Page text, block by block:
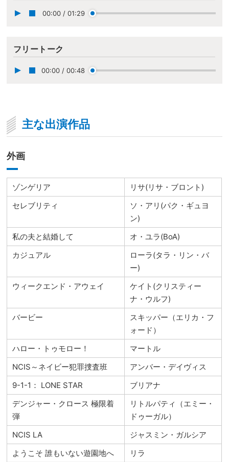
00:00 / 01:29
フリートーク
00:00 / 00:48
主な出演作品
外画
ゾンゲリア
リサ(リサ・ブロント)
セレブリティ
ソ・アリ(パク・ギュヨ
ン)
私の夫と結婚して
オ・ユラ(BoA)
カジュアル
ローラ(タラ・リン・バ
ー)
ウィークエンド・アウェイ
ケイト(クリスティー
ナ・ウルフ)
バービー
スキッパー（エリカ・フ
ォード）
ハロー・トゥモロー！
マートル
NCIS～ネイビー犯罪捜査班
アンバー・デイヴィス
9-1-1： LONE STAR
ブリアナ
デンジャー・クロース 極限着
弾
リトルパティ（エミー・
ドゥーガル）
NCIS LA
ジャスミン・ガルシア
ようこそ 誰もいない遊園地へ
リラ